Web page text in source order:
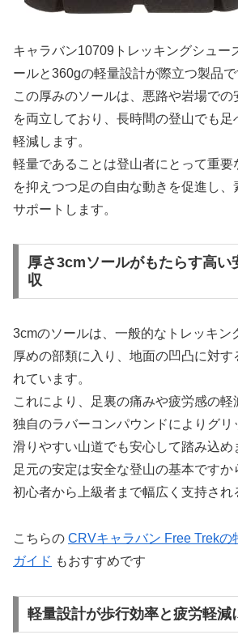
キャラバン10709トレッキングシュー
ールと360gの軽量設計が際立つ製品で
この厚みのソールは、悪路や岩場で
を両立しており、長時間の登山でも足
軽減します。
軽量であることは登山者にとって重要
を抑えつつ足の自由な動きを促進し
サポートします。
厚さ3cmソールがもたらす高い
収
3cmのソールは、一般的なトレッキン
厚めの部類に入り、地面の凹凸に対
れています。
これにより、足裏の痛みや疲労感の軽
独自のラバーコンパウンドによりグリ
滑りやすい山道でも安心して踏み込め
足元の安定は安全な登山の基本です
初心者から上級者まで幅広く支持され
こちらの CRVキャラバン Free Trekの
ガイド もおすすめです
軽量設計が歩行効率と疲労軽減